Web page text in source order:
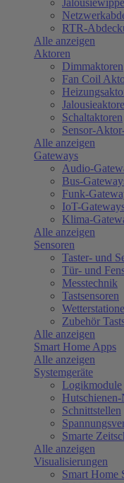
RTR-
Alle anzeigen
Aktoren
Dimmaktoren
Fan Coil
Schaltaktoren
Sensor-
Alle anzeigen
Gateways
Audio-
Bus-
Funk-
IoT-
Klima-
Alle anzeigen
Sensoren
Taster- und
Tür- und
Messtechnik
Tastsensoren
Zubehör
Alle anzeigen
Smart Home Apps
Alle anzeigen
Systemgeräte
Logikmodule
Schnittstellen
Smarte
Alle anzeigen
Visualisierungen
Smart Home